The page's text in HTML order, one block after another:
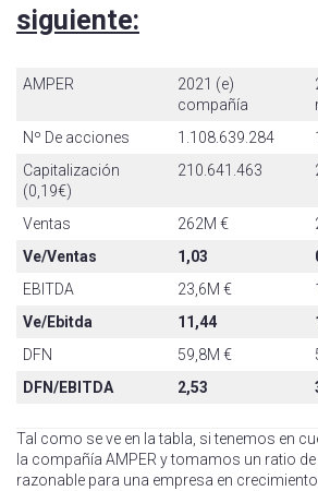
siguiente:
AMPER
2021 (e)
compañía
Nº De acciones
1.108.639.284
Capitalización
(0,19€)
210.641.463
Ventas 262M €
Ve/Ventas
1,03
EBITDA
23,6M €
Ve/Ebitda
11,44
DFN
59,8M €
DFN/EBITDA
2,53
Tal como se ve en la tabla, si tenemos en
la compañía AMPER y tomamos un ratio
razonable para una empresa en